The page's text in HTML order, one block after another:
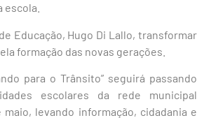
escola.
Educação, Hugo Di Lallo, transformar
formação das novas gerações.
para o Trânsito” seguirá passando
escolares da rede municipal
levando informação, cidadania e